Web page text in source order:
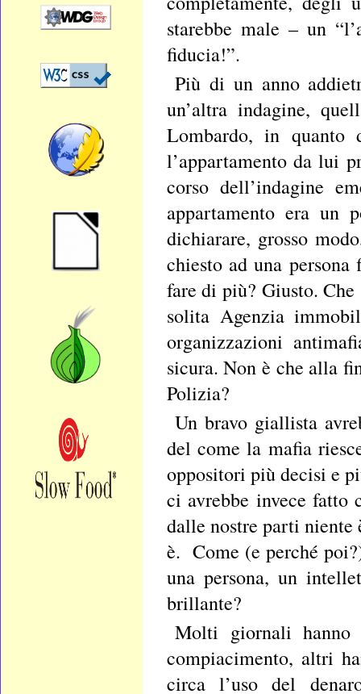
starebbe male – un
fiducia!”.
Più di un anno
un’altra indagine,
Lombardo, in quanto
l’appartamento da lui
corso dell’indagine
appartamento era un
dichiarare, grosso
chiesto ad una
fare di più? Giusto.
solita Agenzia
organizzazioni
sicura. Non è che alla
Polizia?
Un bravo giallista
del come la mafia
oppositori più decisi e
ci avrebbe invece fatto
dalle nostre parti niente
è. Come (e perché
una persona, un
brillante?
Molti giornali hanno
compiacimento, altri
circa l’uso del